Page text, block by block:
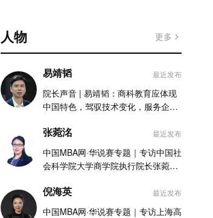
人物 更多
易靖韬 最近发布
院长声音 | 易靖韬：商科教育应体现
中国特色，驾驭技术变化，服务企业
张菀洺 最近发布
中国MBA网·华说赛专题｜专访中国社
会科学院大学商学院执行院长张菀洺
倪海英 最近发布
中国MBA网·华说赛专题｜专访上海高